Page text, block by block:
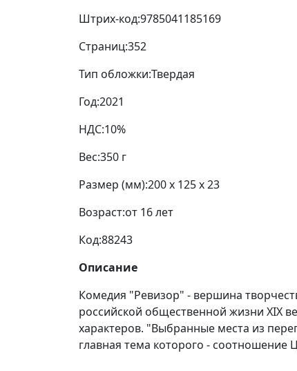
Штрих-код:9785041185169
Страниц:352
Тип обложки:Твердая
Год:2021
НДС:10%
Вес:350 г
Размер (мм):200 x 125 x 23
Возраст:от 16 лет
Код:88243
Описание
Комедия "Ревизор" - вершина
российской общественной жизни XIX
характеров. "Выбранные места из
главная тема которого - соотношение